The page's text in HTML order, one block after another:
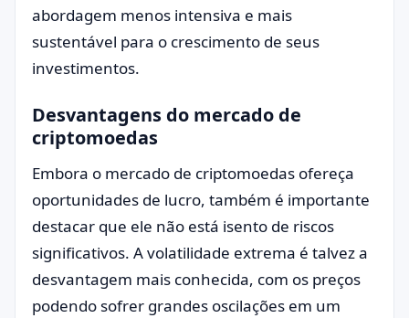
abordagem menos intensiva e mais
sustentável para o crescimento de seus
investimentos.
Desvantagens do mercado de
criptomoedas
Embora o mercado de criptomoedas ofereça
oportunidades de lucro, também é importante
destacar que ele não está isento de riscos
significativos. A volatilidade extrema é talvez a
desvantagem mais conhecida, com os preços
podendo sofrer grandes oscilações em um